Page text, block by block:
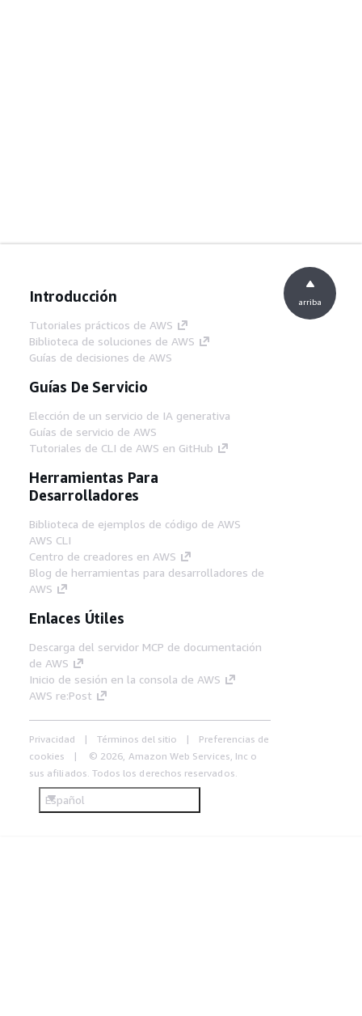
Introducción
Tutoriales prácticos de AWS
Biblioteca de soluciones de AWS
Guías de decisiones de AWS
Guías De Servicio
Elección de un servicio de IA generativa
Guías de servicio de AWS
Tutoriales de CLI de AWS en GitHub
Herramientas Para
Desarrolladores
Biblioteca de ejemplos de código de AWS
AWS CLI
Centro de creadores en AWS
Blog de herramientas para desarrolladores de
AWS
Enlaces Útiles
Descarga del servidor MCP de documentación
de AWS
Inicio de sesión en la consola de AWS
AWS re:Post
Privacidad Términos del sitio
Preferencias de
cookies
© 2026, Amazon Web Services, Inc o
sus afiliados. Todos los derechos reservados.
Español
arriba